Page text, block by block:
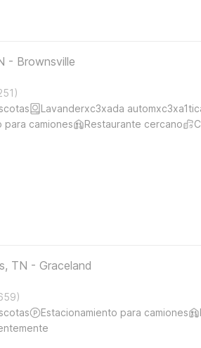
- Brownsville
Lavanderxc3xada
para camiones
Restaurante cercano
TN - Graceland
Estacionamiento para camiones